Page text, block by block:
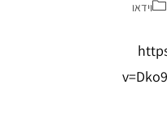
וידאו